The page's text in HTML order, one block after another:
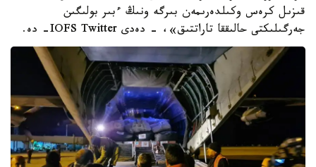
قىزىل كرەس وكىلدەرىمەن بىرگە ونىڭ ءبىر بولىگىن
جەرگىلىكتى حالىققا تاراتتىق»، - دەدى IOFS Twitter- دە.